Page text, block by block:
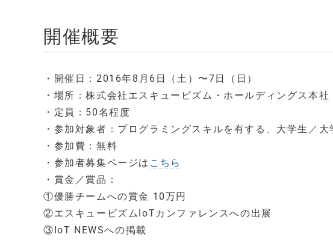
開催概要
・開催日：2016年8月6日（土）〜7日（日）
・場所：株式会社エスキュービズム・ホールディングス本社
・定員：50名程度
・参加対象者：プログラミングスキルを有する、大学生／
・参加費：無料
・参加者募集ページは こちら
・賞金／賞品：
①優勝チームへの賞金 10万円
②エスキュービズムIoTカンファレンスへの出展
③IoT NEWSへの掲載